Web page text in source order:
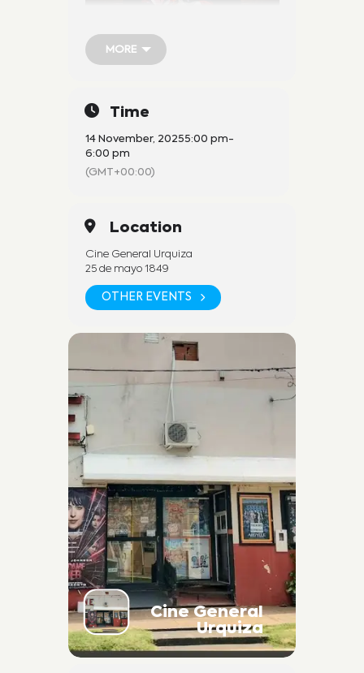
boletería
https://www.facebook.com/cineu
rquizadesanjose
Instagram:
https://www.instagram.com/cineu
rquizasj/
POR MAS INFORMACION
+54 9 (3447) 45 2278 (WhatsApp)
Cine y Teatro Urquiza. Dirección:
25 de mayo 1849, Villa San José,
Entre Ríos.
///Cartelera y precios
MORE
Time
14 November, 20255:00 pm-
6:00 pm
(GMT+00:00)
Location
Cine General Urquiza
25 de mayo 1849
OTHER EVENTS
Cine General
Urquiza